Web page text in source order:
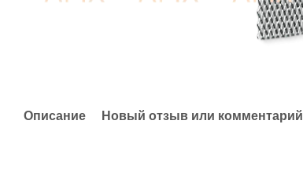
Описание Новый отзыв или комментарий